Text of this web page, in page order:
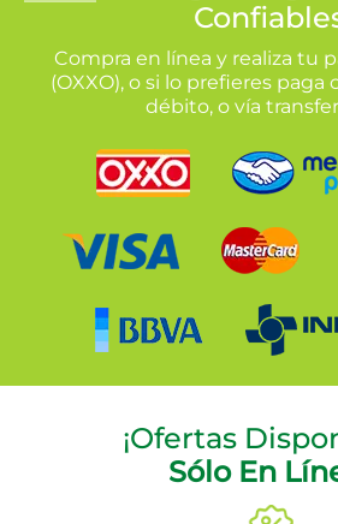
Compra en línea y realiza tu
(OXXO), o si lo prefieres
débito, o vía
¡Ofertas
Sólo En